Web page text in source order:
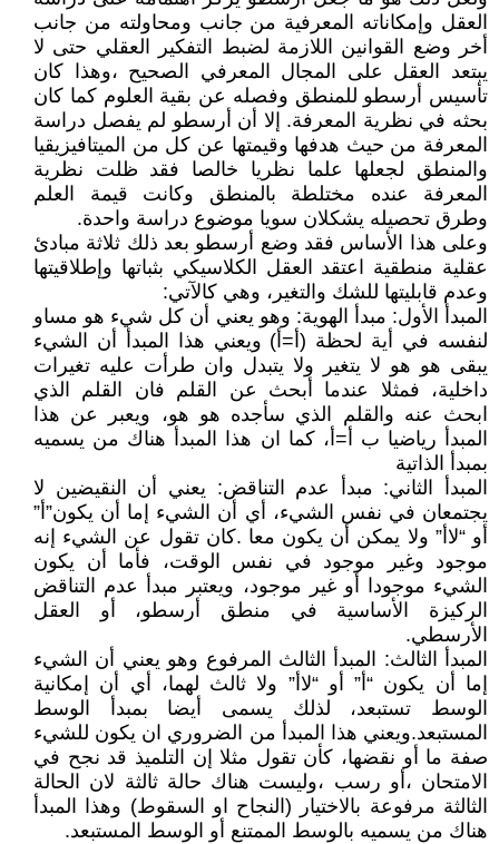
العقل وإمكاناته المعرفية من جانب ومحاولته من جانب
أخر وضع القوانين اللازمة لضبط التفكير العقلي حتى لا
يبتعد العقل على المجال المعرفي الصحيح ،وهذا كان
تأسيس أرسطو للمنطق وفصله عن بقية العلوم كما كان
بحثه في نظرية المعرفة. إلا أن أرسطو لم يفصل دراسة
المعرفة من حيث هدفها وقيمتها عن كل من الميتافيزيقيا
والمنطق لجعلها علما نظريا خالصا فقد ظلت نظرية
المعرفة عنده مختلطة بالمنطق وكانت قيمة العلم
وطرق تحصيله يشكلان سويا موضوع دراسة واحدة.
وعلى هذا الأساس فقد وضع أرسطو بعد ذلك ثلاثة مبادئ
عقلية منطقية اعتقد العقل الكلاسيكي بثباتها وإطلاقيتها
وعدم قابليتها للشك والتغير، وهي كالآتي:
المبدأ الأول: مبدأ الهوية: وهو يعني أن كل شيء هو مساو
لنفسه في أية لحظة (أ=أ) ويعني هذا المبدأ أن الشيء
يبقى هو هو لا يتغير ولا يتبدل وان طرأت عليه تغيرات
داخلية، فمثلا عندما أبحث عن القلم فان القلم الذي
ابحث عنه والقلم الذي سأجده هو هو، ويعبر عن هذا
المبدأ رياضيا ب أ=أ، كما ان هذا المبدأ هناك من يسميه
بمبدأ الذاتية
المبدأ الثاني: مبدأ عدم التناقض: يعني أن النقيضين لا
يجتمعان في نفس الشيء، أي أن الشيء إما أن يكون”أ”
أو “لاأ” ولا يمكن أن يكون معا .كان تقول عن الشيء إنه
موجود وغير موجود في نفس الوقت، فأما أن يكون
الشيء موجودا أو غير موجود، ويعتبر مبدأ عدم التناقض
الركيزة الأساسية في منطق أرسطو، أو العقل
الأرسطي.
المبدأ الثالث: المبدأ الثالث المرفوع وهو يعني أن الشيء
إما أن يكون “أ” أو “لاأ” ولا ثالث لهما، أي أن إمكانية
الوسط تستبعد، لذلك يسمى أيضا بمبدأ الوسط
المستبعد.ويعني هذا المبدأ من الضروري ان يكون للشيء
صفة ما أو نقضها، كأن تقول مثلا إن التلميذ قد نجح في
الامتحان ،أو رسب ،وليست هناك حالة ثالثة لان الحالة
الثالثة مرفوعة بالاختيار (النجاح او السقوط) وهذا المبدأ
هناك من يسميه بالوسط الممتنع أو الوسط المستبعد.